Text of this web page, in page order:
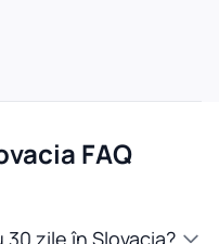
FAQ
zile în Slovacia?